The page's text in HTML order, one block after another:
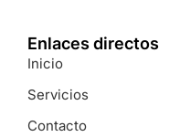
Enlaces directos
Inicio
Servicios
Contacto